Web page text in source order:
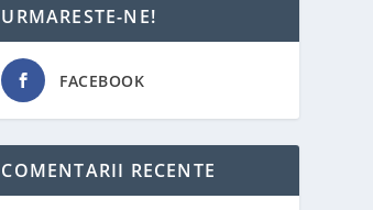
URMARESTE-NE!
FACEBOOK
COMENTARII RECENTE